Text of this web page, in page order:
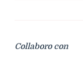
Collaboro con